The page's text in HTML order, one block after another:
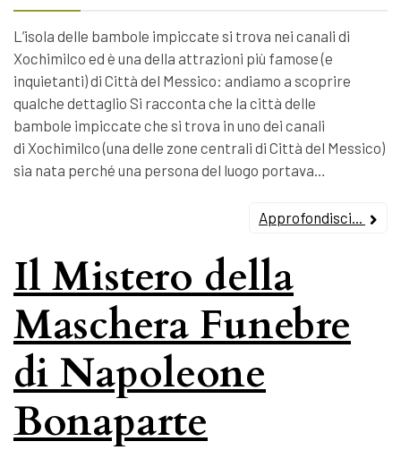
L’isola delle bambole impiccate si trova nei canali di
Xochimilco ed è una della attrazioni più famose (e
inquietanti) di Città del Messico: andiamo a scoprire
qualche dettaglio Si racconta che la città delle
bambole impiccate che si trova in uno dei canali
di Xochimilco (una delle zone centrali di Città del Messico)
sia nata perché una persona del luogo portava…
Approfondisci...
Il Mistero della
Maschera Funebre
di Napoleone
Bonaparte